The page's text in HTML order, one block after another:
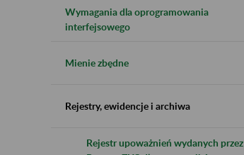
Wymagania dla oprogramowania
interfejsowego
Mienie zbędne
Rejestry, ewidencje i archiwa
Rejestr upoważnień wydanych przez